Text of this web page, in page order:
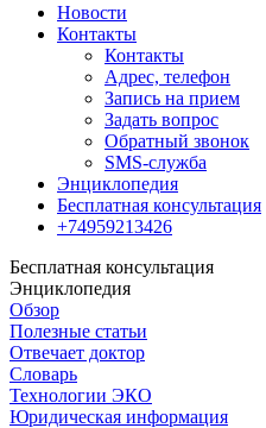
Новости
Контакты
Контакты
Адрес, телефон
Запись на прием
Задать вопрос
Обратный звонок
SMS-служба
Энциклопедия
Бесплатная консультация
+74959213426
Бесплатная консультация
Энциклопедия
Обзор
Полезные статьи
Отвечает доктор
Словарь
Технологии ЭКО
Юридическая информация